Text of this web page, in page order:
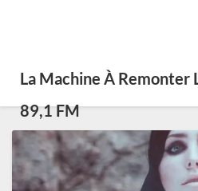
La Machine À Remonter
89,1 FM